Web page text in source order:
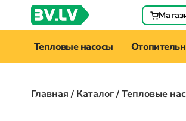
Тепловые насосы
Главная/Каталог/Тепловые